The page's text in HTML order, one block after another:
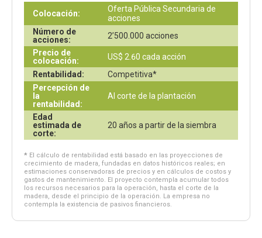
Colocación:
Oferta Pública Secundaria de
acciones
Número de
acciones:
2’500.000 acciones
Precio de
colocación:
US$ 2.60 cada acción
Rentabilidad:
Competitiva*
Percepción de
la
rentabilidad:
Al corte de la plantación
Edad
estimada de
corte:
20 años a partir de la siembra
* El cálculo de rentabilidad está basado en las proyecciones de
crecimiento de madera, fundadas en datos históricos reales; en
estimaciones conservadoras de precios y en cálculos de costos y
gastos de mantenimiento. El proyecto contempla acumular todos
los recursos necesarios para la operación, hasta el corte de la
madera, desde el principio de la operación. La empresa no
contempla la existencia de pasivos financieros.